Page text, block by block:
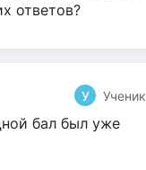
ответов?
У Ученик
бал был уже